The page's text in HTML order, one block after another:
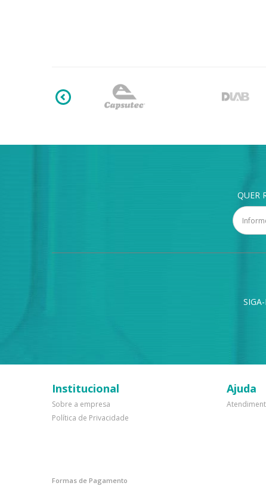
QUER
Institucional
Sobre a empresa
Política de Privacidade
Ajuda
Formas de Pagamento